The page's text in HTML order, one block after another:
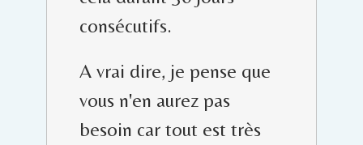
consécutifs.
A vrai dire, je pense que
vous n'en aurez pas
besoin car tout est très